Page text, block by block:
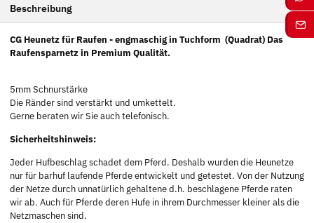
Beschreibung
CG Heunetz für Raufen - engmaschig in Tuchform (Quadrat) Das
Raufensparnetz in Premium Qualität.
5mm Schnurstärke
Die Ränder sind verstärkt und umkettelt.
Gerne beraten wir Sie auch telefonisch.
Sicherheitshinweis:
Jeder Hufbeschlag schadet dem Pferd. Deshalb wurden die Heunetze
nur für barhuf laufende Pferde entwickelt und getestet. Von der Nutzung
der Netze durch unnatürlich gehaltene d.h. beschlagene Pferde raten
wir ab. Auch für Pferde deren Hufe in ihrem Durchmesser kleiner als die
Netzmaschen sind.